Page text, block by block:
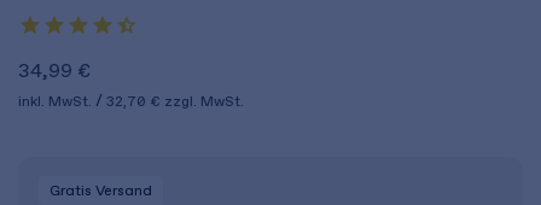
34,99 €
inkl. MwSt. 32,70 € zzgl. MwSt.
Gratis Versand